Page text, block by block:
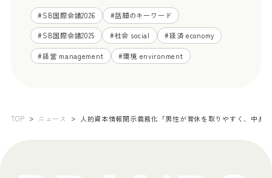
#SB国際会議2026 #話題のキーワード
#SB国際会議2025 #社会 social #経済 economy
#経営 management #環境 environment
TOP ニュース 人的資本情報開示義務化「男性が育休を取りやすく、中